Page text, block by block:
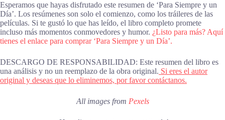
Esperamos que hayas disfrutado este resumen de ‘Para Siempre y un
Día’. Los resúmenes son solo el comienzo, como los tráileres de las
películas. Si te gustó lo que has leído, el libro completo promete
incluso más momentos conmovedores y humor. ¿Listo para más? Aquí
tienes el enlace para comprar ‘Para Siempre y un Día’.
DESCARGO DE RESPONSABILIDAD: Este resumen del libro es
una análisis y no un reemplazo de la obra original. Si eres el autor
original y deseas que lo eliminemos, por favor contáctanos.
All images from Pexels